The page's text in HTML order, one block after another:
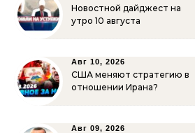
Новостной дайджест на
утро 10 августа
Авг 10, 2026
США меняют стратегию в
отношении Ирана?
Авг 09, 2026